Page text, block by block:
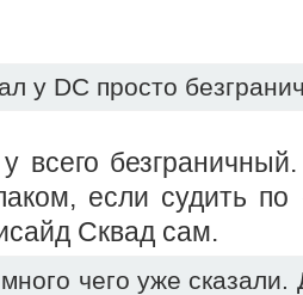
у DC просто
всего
если судить по
Сквад сам.
чего уже